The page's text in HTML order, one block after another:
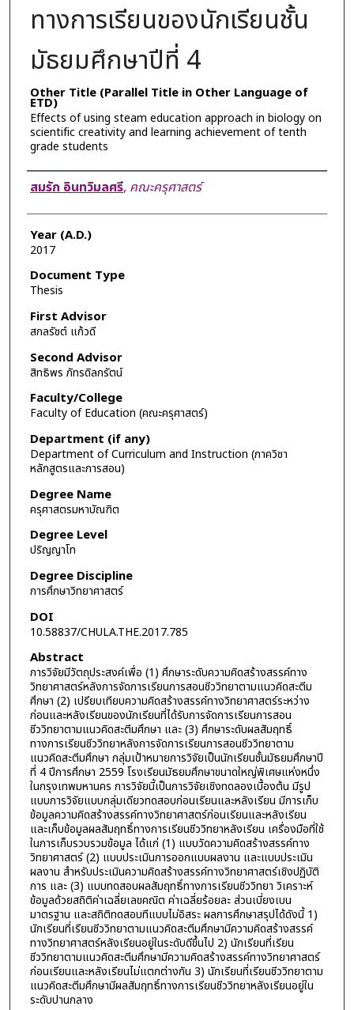
ทางการเรียนของนักเรียนชั้น
มัธยมศึกษาปีที่ 4
Other Title (Parallel Title in Other Language of
ETD)
Effects of using steam education approach in biology on
scientific creativity and learning achievement of tenth
grade students
Author
สมรัก อินทวิมลศรี, คณะครุศาสตร์
Year (A.D.)
2017
Document Type
Thesis
First Advisor
สกลรัชต์ แก้วดี
Second Advisor
สิทธิพร ภัทรดิลกรัตน์
Faculty/College
Faculty of Education (คณะครุศาสตร์)
Department (if any)
Department of Curriculum and Instruction (ภาควิชา
หลักสูตรและการสอน)
Degree Name
ครุศาสตรมหาบัณฑิต
Degree Level
ปริญญาโท
Degree Discipline
การศึกษาวิทยาศาสตร์
DOI
10.58837/CHULA.THE.2017.785
Abstract
การวิจัยมีวัตถุประสงค์เพื่อ (1) ศึกษาระดับความคิดสร้างสรรค์ทาง
วิทยาศาสตร์หลังการจัดการเรียนการสอนชีววิทยาตามแนวคิดสะตีม
ศึกษา (2) เปรียบเทียบความคิดสร้างสรรค์ทางวิทยาศาสตร์ระหว่าง
ก่อนและหลังเรียนของนักเรียนที่ได้รับการจัดการเรียนการสอน
ชีววิทยาตามแนวคิดสะตีมศึกษา และ (3) ศึกษาระดับผลสัมฤทธิ์
ทางการเรียนชีววิทยาหลังการจัดการเรียนการสอนชีววิทยาตาม
แนวคิดสะตีมศึกษา กลุ่มเป้าหมายการวิจัยเป็นนักเรียนชั้นมัธยมศึกษาปี
ที่ 4 ปีการศึกษา 2559 โรงเรียนมัธยมศึกษาขนาดใหญ่พิเศษแห่งหนึ่ง
ในกรุงเทพมหานคร การวิจัยนี้เป็นการวิจัยเชิงทดลองเบื้องต้น มีรูป
แบบการวิจัยแบบกลุ่มเดียวทดสอบก่อนเรียนและหลังเรียน มีการเก็บ
ข้อมูลความคิดสร้างสรรค์ทางวิทยาศาสตร์ก่อนเรียนและหลังเรียน
และเก็บข้อมูลผลสัมฤทธิ์ทางการเรียนชีววิทยาหลังเรียน เครื่องมือที่ใช้
ในการเก็บรวบรวมข้อมูล ได้แก่ (1) แบบวัดความคิดสร้างสรรค์ทาง
วิทยาศาสตร์ (2) แบบประเมินการออกแบบผลงาน และแบบประเมิน
ผลงาน สำหรับประเมินความคิดสร้างสรรค์ทางวิทยาศาสตร์เชิงปฏิบัติ
การ และ (3) แบบทดสอบผลสัมฤทธิ์ทางการเรียนชีววิทยา วิเคราะห์
ข้อมูลด้วยสถิติค่าเฉลี่ยเลขคณิต ค่าเฉลี่ยร้อยละ ส่วนเบี่ยงเบน
มาตรฐาน และสถิติทดสอบทีแบบไม่อิสระ ผลการศึกษาสรุปได้ดังนี้ 1)
นักเรียนที่เรียนชีววิทยาตามแนวคิดสะตีมศึกษามีความคิดสร้างสรรค์
ทางวิทยาศาสตร์หลังเรียนอยู่ในระดับดีขึ้นไป 2) นักเรียนที่เรียน
ชีววิทยาตามแนวคิดสะตีมศึกษามีความคิดสร้างสรรค์ทางวิทยาศาสตร์
ก่อนเรียนและหลังเรียนไม่แตกต่างกัน 3) นักเรียนที่เรียนชีววิทยาตาม
แนวคิดสะตีมศึกษามีผลสัมฤทธิ์ทางการเรียนชีววิทยาหลังเรียนอยู่ใน
ระดับปานกลาง